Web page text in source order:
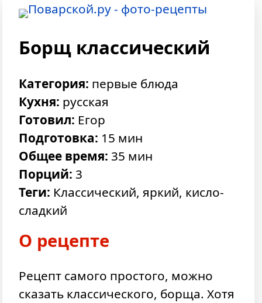
Борщ классический
Категория: первые блюда
Кухня: русская
Готовил: Егор
Подготовка: 15 мин
Общее время: 35 мин
Порций: 3
Теги: Классический, яркий, кисло-
сладкий
О рецепте
Рецепт самого простого, можно
сказать классического, борща. Хотя